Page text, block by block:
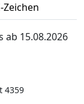
Zeichen
ab 15.08.2026
4359